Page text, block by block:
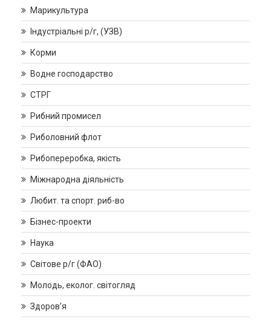
Марикультура
Індустріальні р/г, (УЗВ)
Корми
Водне господарство
СТРГ
Рибний промисел
Риболовний флот
Рибопереробка, якість
Міжнародна діяльність
Любит. та спорт. риб-во
Бізнес-проекти
Наука
Світове р/г (ФАО)
Молодь, еколог. світогляд
Здоров’я